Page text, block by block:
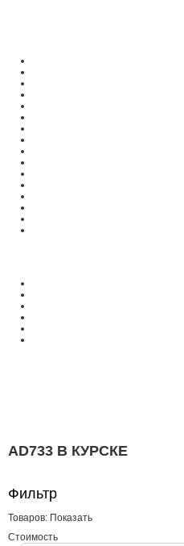
AD733 В КУРСКЕ
Фильтр
Товаров: Показать
Стоимость